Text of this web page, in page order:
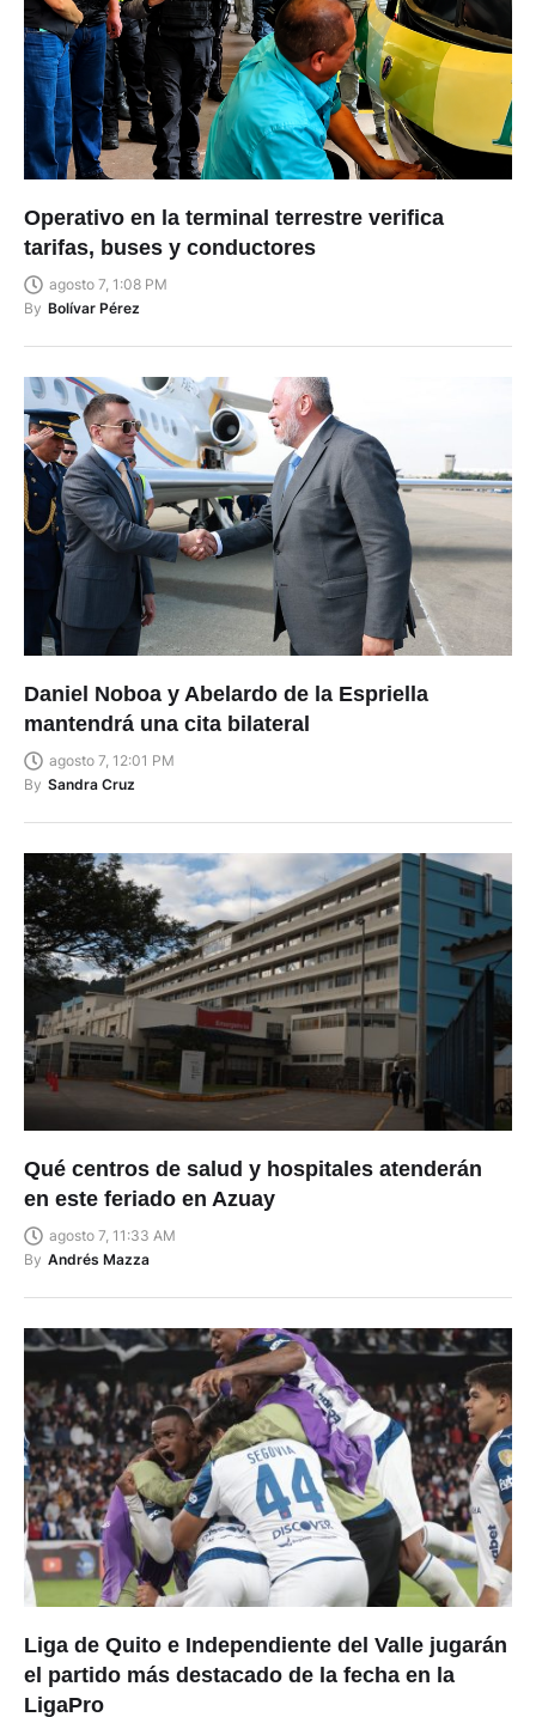
Operativo en la terminal terrestre verifica
tarifas, buses y conductores
agosto 7, 1:08 PM
By Bolívar Pérez
Daniel Noboa y Abelardo de la Espriella
mantendrá una cita bilateral
agosto 7, 12:01 PM
By Sandra Cruz
Qué centros de salud y hospitales atenderán
en este feriado en Azuay
agosto 7, 11:33 AM
By Andrés Mazza
Liga de Quito e Independiente del Valle jugarán
el partido más destacado de la fecha en la
LigaPro